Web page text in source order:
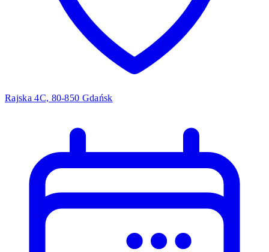
Rajska 4C, 80-850 Gdańsk